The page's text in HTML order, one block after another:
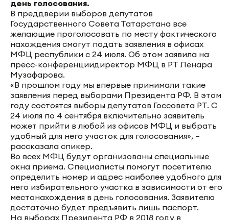
день голосования.
В преддверии выборов депутатов
Государственного Совета Татарстана все
желающие проголосовать по месту фактического
нахождения смогут подать заявления в офисах
МФЦ республики с 24 июля. Об этом заявила на
пресс-конференциидиректор МФЦ в РТ Ленара
Музафарова.
«В прошлом году мы впервые принимали такие
заявления перед выборами Президента РФ. В этом
году состоятся выборы депутатов Госсовета РТ. С
24 июля по 4 сентября включительно заявитель
может прийти в любой из офисов МФЦ и выбрать
удобный для него участок для голосования», –
рассказала спикер.
Во всех МФЦ будут организованы специальные
окна приема. Специалисты помогут посетителю
определить номер и адрес наиболее удобного для
него избирательного участка в зависимости от его
местонахождения в день голосования. Заявителю
достаточно будет предъявить лишь паспорт.
На выборах Президента РФ в 2018 году в